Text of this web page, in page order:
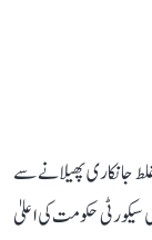
جانکاری پھیلانے سے
حکومت کی اعلیٰ